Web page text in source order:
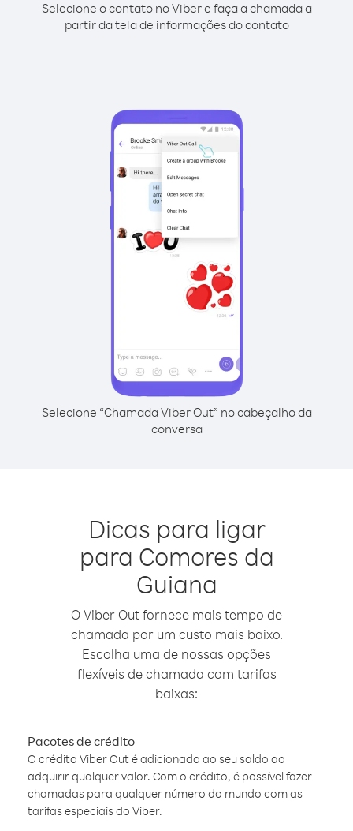
Selecione o contato no Viber e faça a chamada a
partir da tela de informações do contato
Selecione “Chamada Viber Out” no cabeçalho da
conversa
Dicas para ligar
para Comores da
Guiana
O Viber Out fornece mais tempo de
chamada por um custo mais baixo.
Escolha uma de nossas opções
flexíveis de chamada com tarifas
baixas:
Pacotes de crédito
O crédito Viber Out é adicionado ao seu saldo ao
adquirir qualquer valor. Com o crédito, é possível fazer
chamadas para qualquer número do mundo com as
tarifas especiais do Viber.